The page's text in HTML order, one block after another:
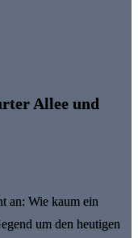
Allee und
an: Wie kaum ein
um den heutigen